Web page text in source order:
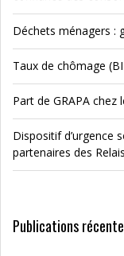
Déchets ménagers :
Taux de chômage
Part de GRAPA chez
Dispositif d’urgence
partenaires des
Publications